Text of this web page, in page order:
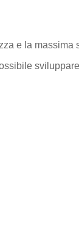
e la massima